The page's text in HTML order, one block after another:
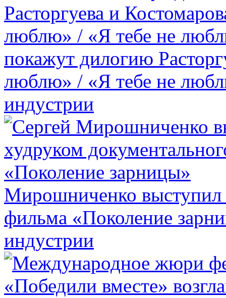
покажут дилогию
люблю» / «Я тебе не
индустрии
Мирошниченко выступил
фильма «Поколение
индустрии